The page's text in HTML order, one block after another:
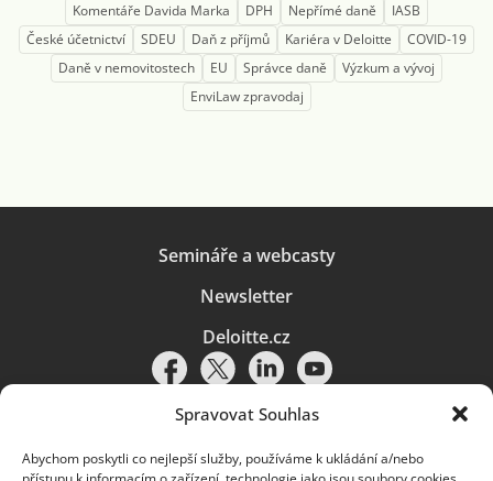
Spravovat Souhlas
Abychom poskytli co nejlepší služby, používáme k ukládání a/nebo
Komentáře Davida Marka
DPH Nepřímé daně
IASB
České účetnictví
SDEU Daň z příjmů Kariéra v Deloitte
COVID-19
Daně v nemovitostech
EU Správce daně
Výzkum a vývoj
EnviLaw zpravodaj
Semináře a webcasty
Newsletter
Deloitte.cz
Pravidla používání|Ochrana osobních údajů|Soubory cookies |